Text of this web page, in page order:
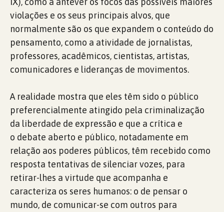
violações e os seus principais alvos, que
normalmente são os que expandem o conteúdo do
pensamento, como a atividade de jornalistas,
professores, acadêmicos, cientistas, artistas,
comunicadores e lideranças de movimentos.
A realidade mostra que eles têm sido o público
preferencialmente atingido pela criminalização
da liberdade de expressão e que a crítica e
o debate aberto e público, notadamente em
relação aos poderes públicos, têm recebido como
resposta tentativas de silenciar vozes, para
retirar-lhes a virtude que acompanha e
caracteriza os seres humanos: o de pensar o
mundo, de comunicar-se com outros para